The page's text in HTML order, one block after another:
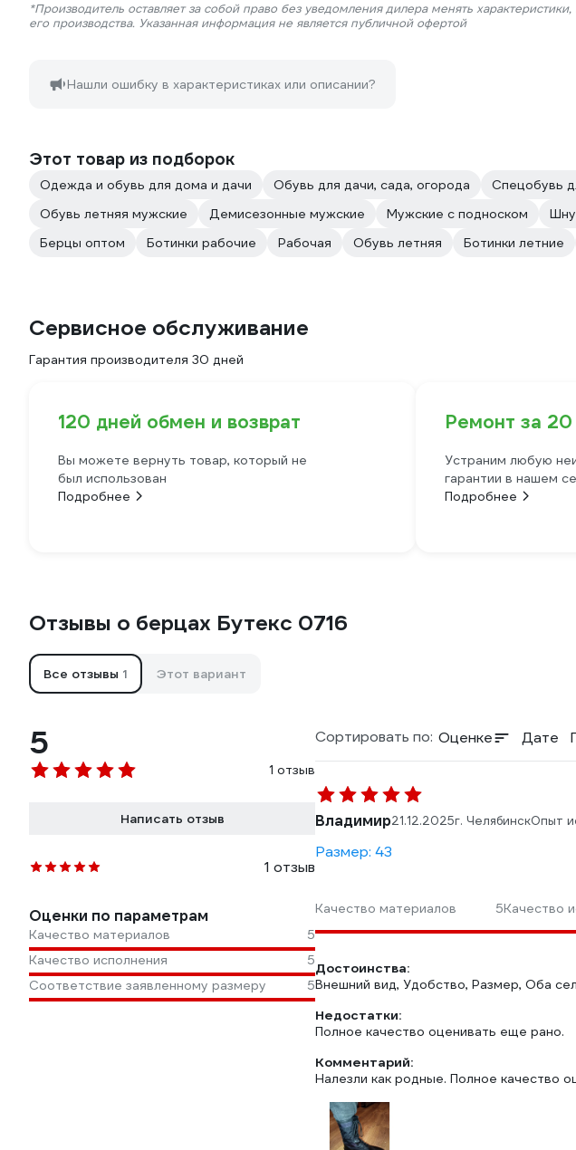
*Производитель оставляет за собой право без уведомления дилера менять
его производства. Указанная информация не является публичной офертой
Нашли ошибку в характеристиках или описании?
Этот товар из подборок
Одежда и обувь для дома и дачи Обувь для дачи, сада, огорода Спецобувь
Обувь летняя мужские
Демисезонные мужские Мужские с подноском
Берцы оптом
Ботинки рабочие Рабочая Обувь летняя Ботинки летние
Сервисное обслуживание
Гарантия производителя 30 дней
120 дней обмен и возврат
Вы можете вернуть товар, который не
был использован
Подробнее
Ремонт за
Устраним любую
гарантии в нашем
Подробнее
Отзывы о берцах Бутекс 0716
Все отзывы 1 Этот вариант
5
1 отзыв
Написать отзыв
1 отзыв
Оценки по параметрам
Качество материалов
5
Качество исполнения
5
Соответствие заявленному размеру
5
Сортировать по: Оценке Дате
Владимир21.12.2025г. ЧелябинскОпыт
Размер: 43
Качество материалов 5Качество
Достоинства:
Внешний вид, Удобство, Размер, Оба
Недостатки:
Полное качество оценивать еще рано.
Комментарий:
Налезли как родные. Полное качество